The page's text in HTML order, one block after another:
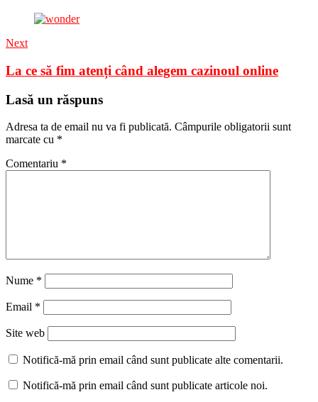
Next
La ce să fim atenți când alegem cazinoul online
Lasă un răspuns
Adresa ta de email nu va fi publicată. Câmpurile obligatorii sunt
marcate cu *
Comentariu *
Nume *
Email *
Site web
Notifică-mă prin email când sunt publicate alte comentarii.
Notifică-mă prin email când sunt publicate articole noi.